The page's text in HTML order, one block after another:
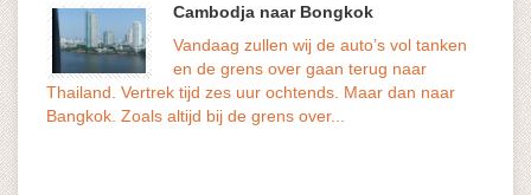
Cambodja naar Bongkok
Vandaag zullen wij de auto’s vol tanken
en de grens over gaan terug naar
Thailand. Vertrek tijd zes uur ochtends. Maar dan naar
Bangkok. Zoals altijd bij de grens over...
De...